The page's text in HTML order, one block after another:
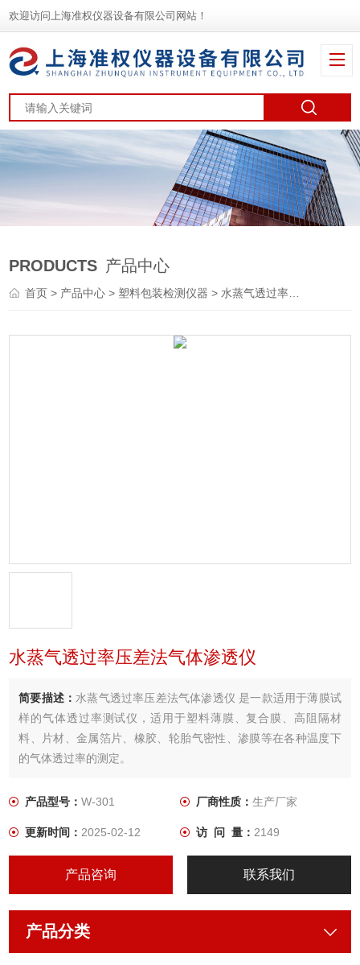
欢迎访问上海准权仪器设备有限公司网站！
PRODUCTS 产品中心
首页> 产品中心 > 塑料包装检测仪器 >水蒸气透过率测试仪
水蒸气透过率压差法气体渗透仪
简要描述：水蒸气透过率压差法气体渗透仪 是一款适用于薄膜试
样的气体透过率测试仪，适用于塑料薄膜、复合膜、高阻隔材
料、片材、金属箔片、橡胶、轮胎气密性、渗膜等在各种温度下
的气体透过率的测定。
产品型号：W-301 厂商性质： 生产厂家
更新时间：2025-02-12 访 问 量： 2149
产品咨询 联系我们
产品分类